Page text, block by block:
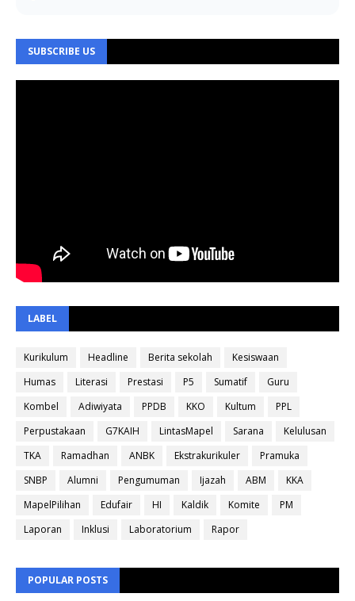
SUBSCRIBE US
LABEL
Kurikulum Headline Berita sekolah
Kesiswaan
Humas
Literasi Prestasi P5 Sumatif
Guru
Kombel
Adiwiyata PPDB KKO Kultum
PPL
Perpustakaan
G7KAIH LintasMapel Sarana
Kelulusan
TKA
Ramadhan ANBK Ekstrakurikuler
Pramuka
SNBP
Alumni Pengumuman Ijazah ABM
KKA
MapelPilihan
Edufair HI Kaldik Komite
PM
Laporan
Inklusi Laboratorium Rapor
POPULAR POSTS